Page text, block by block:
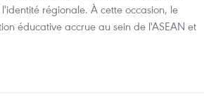
régionale. À cette occasion, le
éducative accrue au sein de l'ASEAN et